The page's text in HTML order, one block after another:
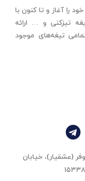
فعالیت خود را آغاز و تا کنون با
تیزکنی و … ارائه
تیغه‌های موجود
(عشقیار)، خیابان